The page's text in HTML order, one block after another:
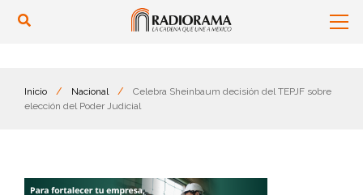
Inicio / Nacional /
Celebra Sheinbaum decisión del TEPJF sobre
elección del Poder Judicial